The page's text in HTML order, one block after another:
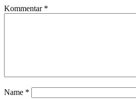
Kommentar *
Name *